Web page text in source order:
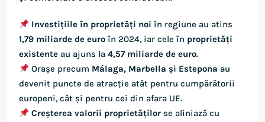
Investițiile în proprietăți noi în regiune au atins
1,79 miliarde de euro în 2024, iar cele în proprietăți
existente au ajuns la 4,57 miliarde de euro.
Orașe precum Málaga, Marbella și Estepona au
devenit puncte de atracție atât pentru cumpărătorii
europeni, cât și pentru cei din afara UE.
Creșterea valorii proprietăților se aliniază cu